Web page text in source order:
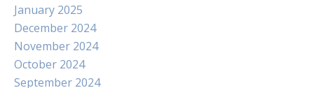
January 2025
December 2024
November 2024
October 2024
September 2024